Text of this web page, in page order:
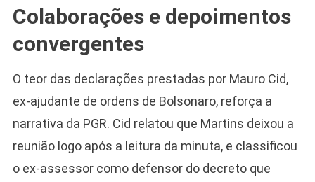
Colaborações e depoimentos
convergentes
O teor das declarações prestadas por Mauro Cid,
ex-ajudante de ordens de Bolsonaro, reforça a
narrativa da PGR. Cid relatou que Martins deixou a
reunião logo após a leitura da minuta, e classificou
o ex-assessor como defensor do decreto que
Camiseta Camisa